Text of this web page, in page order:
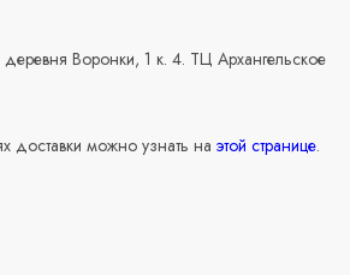
Воронки, 1 к. 4. ТЦ Архангельское
доставки можно узнать на этой странице.